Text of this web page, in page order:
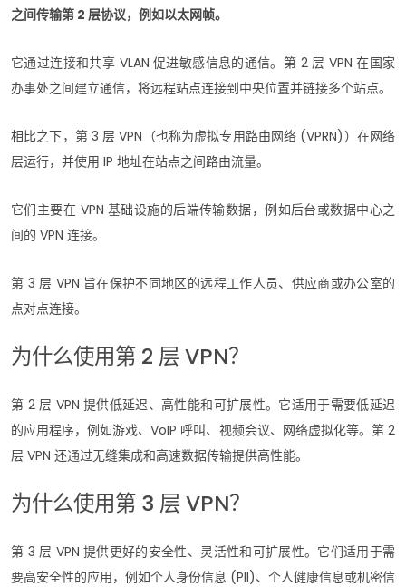
之间传输第 2 层协议，例如以太网帧。
它通过连接和共享 VLAN 促进敏感信息的通信。第 2 层 VPN 在国家
办事处之间建立通信，将远程站点连接到中央位置并链接多个站点。
相比之下，第 3 层 VPN（也称为虚拟专用路由网络 (VPRN)）在网络
层运行，并使用 IP 地址在站点之间路由流量。
它们主要在 VPN 基础设施的后端传输数据，例如后台或数据中心之
间的 VPN 连接。
第 3 层 VPN 旨在保护不同地区的远程工作人员、供应商或办公室的
点对点连接。
为什么使用第 2 层 VPN？
第 2 层 VPN 提供低延迟、高性能和可扩展性。它适用于需要低延迟
的应用程序，例如游戏、VoIP 呼叫、视频会议、网络虚拟化等。第 2
层 VPN 还通过无缝集成和高速数据传输提供高性能。
为什么使用第 3 层 VPN？
第 3 层 VPN 提供更好的安全性、灵活性和可扩展性。它们适用于需
要高安全性的应用，例如个人身份信息 (PII)、个人健康信息或机密信